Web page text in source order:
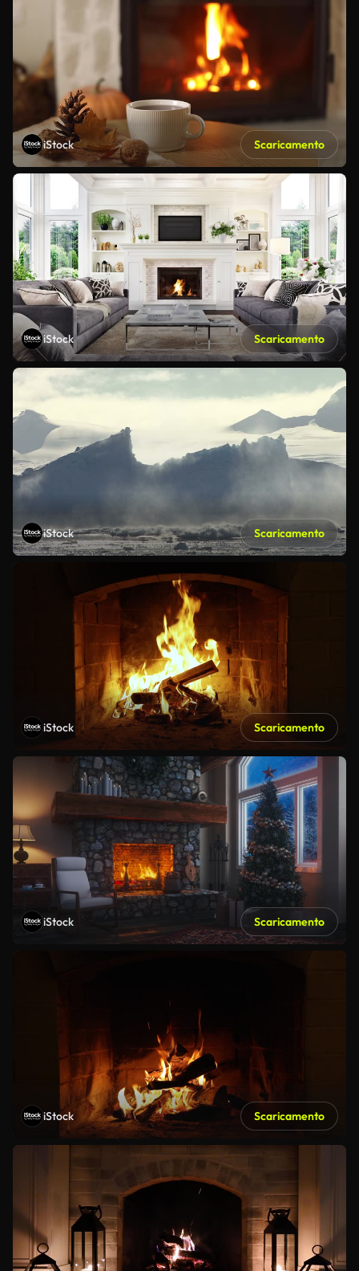
iStock Scaricamento
iStock Scaricamento
iStock Scaricamento
iStock Scaricamento
iStock Scaricamento
iStock Scaricamento